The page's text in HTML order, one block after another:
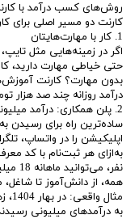
روش‌های کسب درآمد با
کارنت دو مسیر اصلی برای
1. کار با مهارت‌هایتان
اگر در زمینه‌هایی مثل
حتی خیاطی مهارت دارید،
بدون مهارت؟ کارنت
درآمد روزانه چند صد هزار
2. پلن همکاری: درآمد میلیونی با معرفی اپلیکیشن
اپلیکیشن را در واتساپ،
همه، از دانش‌آموز تا
به درآمدهای میلیونی